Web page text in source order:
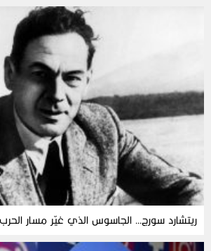
ريتشارد سورج… الجاسوس الذي غيّر مسار الحرب